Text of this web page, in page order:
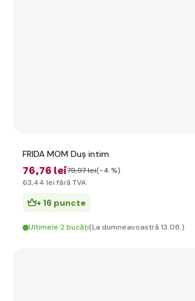
FRIDA MOM Duș intim
76,76 lei79,97 lei(-4 %)
63,44 lei fără TVA
+ 16 puncte
Ultimele 2 bucăți(La dumneavoastră 13.08.)